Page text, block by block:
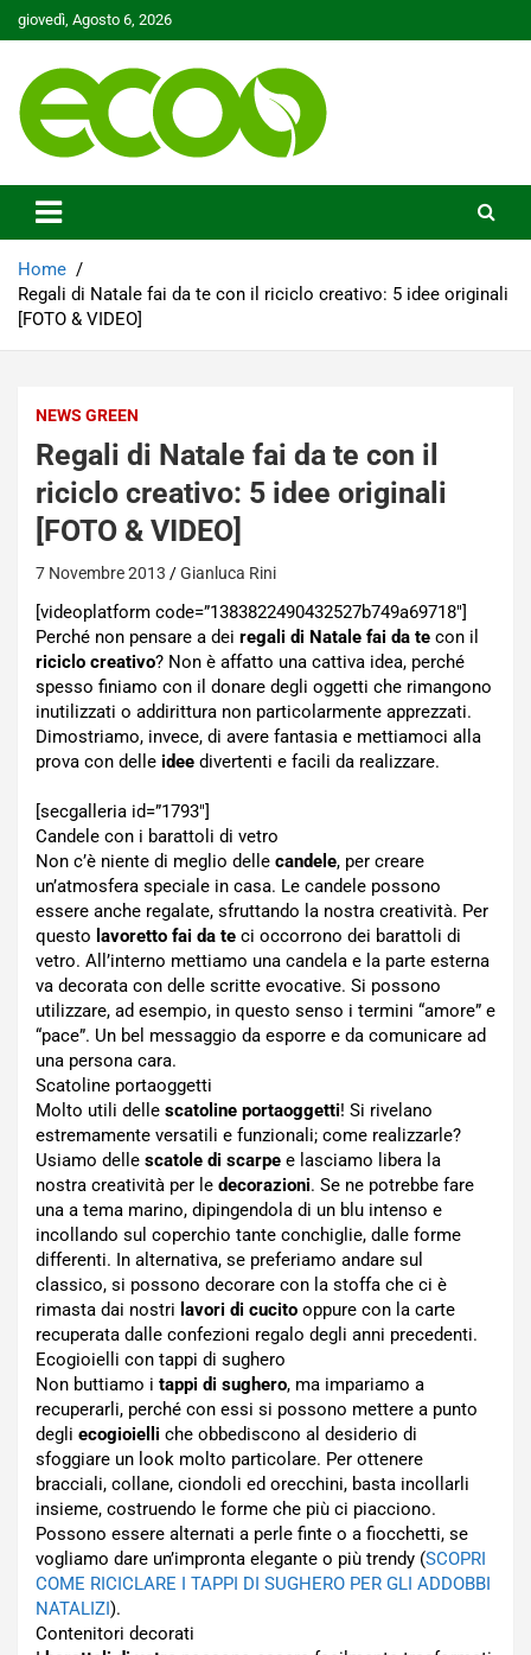
Skip
to
giovedì, Agosto 6, 2026
Ecoo.it
Home
Regali di Natale fai da te con il riciclo creativo: 5 idee originali
[FOTO & VIDEO]
NEWS GREEN
Regali di Natale fai da te con il
riciclo creativo: 5 idee originali
[FOTO & VIDEO]
7 Novembre 2013 Gianluca Rini
[videoplatform code=”1383822490432527b749a69718″]
Perché non pensare a dei regali di Natale fai da te con il
riciclo creativo? Non è affatto una cattiva idea, perché
spesso finiamo con il donare degli oggetti che rimangono
inutilizzati o addirittura non particolarmente apprezzati.
Dimostriamo, invece, di avere fantasia e mettiamoci alla
prova con delle idee divertenti e facili da realizzare.
[secgalleria id=”1793″]
Candele con i barattoli di vetro
Non c’è niente di meglio delle candele, per creare
un’atmosfera speciale in casa. Le candele possono
essere anche regalate, sfruttando la nostra creatività. Per
questo lavoretto fai da te ci occorrono dei barattoli di
vetro. All’interno mettiamo una candela e la parte esterna
va decorata con delle scritte evocative. Si possono
utilizzare, ad esempio, in questo senso i termini “amore” e
“pace”. Un bel messaggio da esporre e da comunicare ad
una persona cara.
Scatoline portaoggetti
Molto utili delle scatoline portaoggetti! Si rivelano
estremamente versatili e funzionali; come realizzarle?
Usiamo delle scatole di scarpe e lasciamo libera la
nostra creatività per le decorazioni. Se ne potrebbe fare
una a tema marino, dipingendola di un blu intenso e
incollando sul coperchio tante conchiglie, dalle forme
differenti. In alternativa, se preferiamo andare sul
classico, si possono decorare con la stoffa che ci è
rimasta dai nostri lavori di cucito oppure con la carte
recuperata dalle confezioni regalo degli anni precedenti.
Ecogioielli con tappi di sughero
Non buttiamo i tappi di sughero, ma impariamo a
recuperarli, perché con essi si possono mettere a punto
degli ecogioielli che obbediscono al desiderio di
sfoggiare un look molto particolare. Per ottenere
bracciali, collane, ciondoli ed orecchini, basta incollarli
insieme, costruendo le forme che più ci piacciono.
Possono essere alternati a perle finte o a fiocchetti, se
vogliamo dare un’impronta elegante o più trendy (SCOPRI
COME RICICLARE I TAPPI DI SUGHERO PER GLI ADDOBBI
NATALIZI).
Contenitori decorati